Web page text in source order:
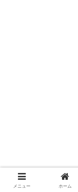
メニュー ホーム